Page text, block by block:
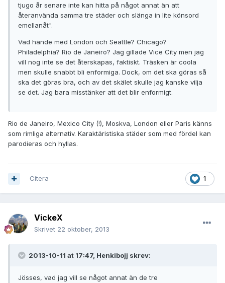
tjugo år senare inte kan hitta på något annat än att
återanvända samma tre städer och slänga in lite könsord
emellanåt".
Vad hände med London och Seattle? Chicago?
Philadelphia? Rio de Janeiro? Jag gillade Vice City men jag
vill nog inte se det återskapas, faktiskt. Träsken är coola
men skulle snabbt bli enformiga. Dock, om det ska göras så
ska det göras bra, och av det skälet skulle jag kanske vilja
se det. Jag bara misstänker att det blir enformigt.
Rio de Janeiro, Mexico City (!), Moskva, London eller Paris känns
som rimliga alternativ. Karaktäristiska städer som med fördel kan
parodieras och hyllas.
1
Citera
VickeX
Skrivet 22 oktober, 2013
2013-10-11 at 17:47, Henkibojj skrev:
Jösses, vad jag vill se något annat än de tre